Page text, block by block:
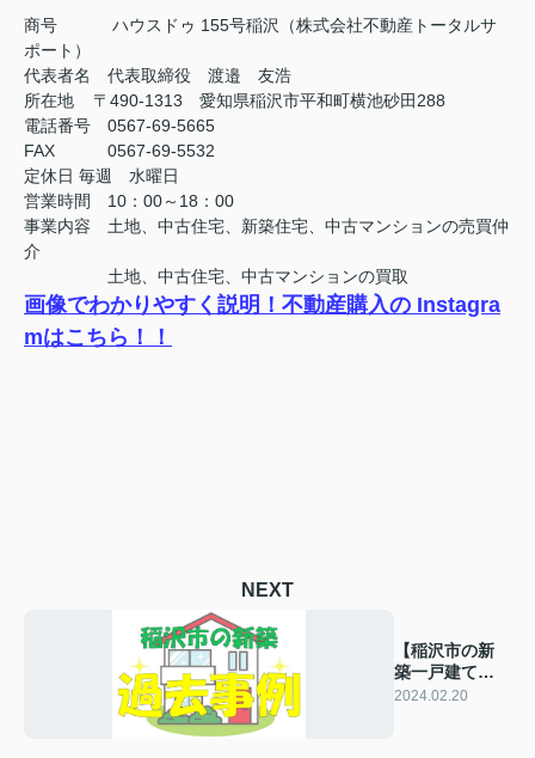
商号
ハウスドゥ 155号稲沢（株式会社不動産トータルサ
ポート）
代表者名 代表取締役 渡邉 友浩
所在地 〒490-1313 愛知県稲沢市平和町横池砂田288
電話番号 0567-69-5665
FAX
0567-69-5532
定休日 毎週 水曜日
営業時間 10：00～18：00
事業内容 土地、中古住宅、新築住宅、中古マンションの売買仲
介
土地、中古住宅、中古マンションの買取
画像でわかりやすく説明！不動産購入の Instagra
mはこちら！！
NEXT
【稲沢市の新
築一戸建て】
過去の販売事
2024.02.20